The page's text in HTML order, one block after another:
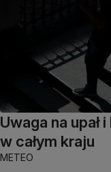
Uwaga na upał
w całym kraju
METEO